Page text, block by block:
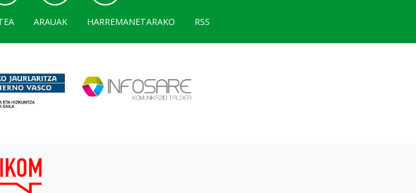
ARAUAK HARREMANETARAKO RSS